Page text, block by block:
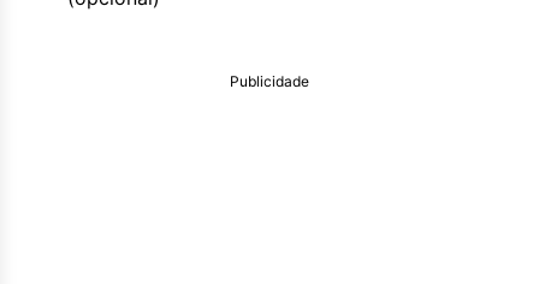
Publicidade